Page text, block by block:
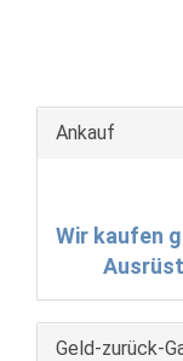
Ankauf
Wir kaufen
Geld-zurück-